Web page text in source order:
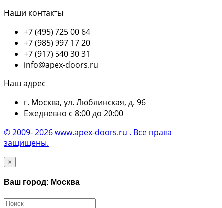
Наши контакты
+7 (495) 725 00 64
+7 (985) 997 17 20
+7 (917) 540 30 31
info@apex-doors.ru
Наш адрес
г. Москва, ул. Люблинская, д. 96
Ежедневно с 8:00 до 20:00
© 2009- 2026 www.apex-doors.ru . Все права
защищены.
×
Ваш город: Москва